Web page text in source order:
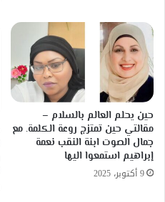
حين يحلم العالم بالسلام –
مقالتي حين تمتزج روعة الكلمة. مع
جمال الصوت ابنة النقب نعمة
إبراهيم استمعوا اليها
9 أكتوبر، 2025